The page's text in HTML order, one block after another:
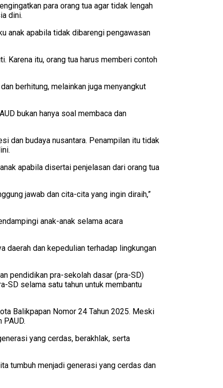
para orang tua agar tidak lengah
dini.
anak apabila tidak dibarengi pengawasan
Karena itu, orang tua harus memberi contoh
berhitung, melainkan juga menyangkut
bukan hanya soal membaca dan
dan budaya nusantara. Penampilan itu tidak
apabila disertai penjelasan dari orang tua
jawab dan cita-cita yang ingin diraih,”
anak-anak selama acara
daerah dan kepedulian terhadap lingkungan
pendidikan pra-sekolah dasar (pra-SD)
SD selama satu tahun untuk membantu
Balikpapan Nomor 24 Tahun 2025. Meski
yang cerdas, berakhlak, serta
tumbuh menjadi generasi yang cerdas dan